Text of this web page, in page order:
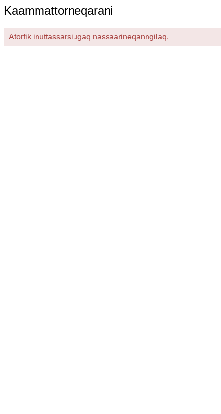
Kaammattorneqarani
Atorfik inuttassarsiugaq nassaarineqanngilaq.